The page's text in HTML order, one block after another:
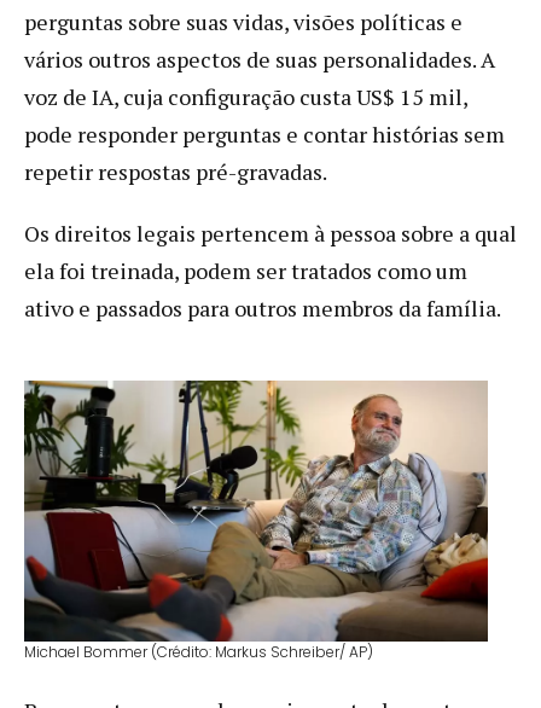
perguntas sobre suas vidas, visões políticas e
vários outros aspectos de suas personalidades. A
voz de IA, cuja configuração custa US$ 15 mil,
pode responder perguntas e contar histórias sem
repetir respostas pré-gravadas.
Os direitos legais pertencem à pessoa sobre a qual
ela foi treinada, podem ser tratados como um
ativo e passados para outros membros da família.
Michael Bommer (Crédito: Markus Schreiber/ AP)